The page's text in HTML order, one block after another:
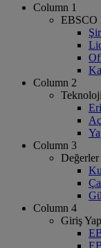
Column 1
EBSCO
Column 2
Teknoloji
Column 3
Değerler
Column 4
Giriş Yap